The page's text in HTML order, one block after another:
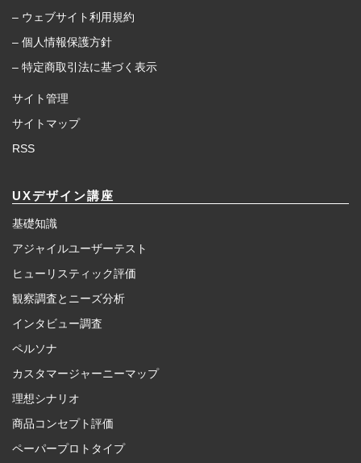
– ウェブサイト利用規約
– 個人情報保護方針
– 特定商取引法に基づく表示
サイト管理
サイトマップ
RSS
UXデザイン講座
基礎知識
アジャイルユーザーテスト
ヒューリスティック評価
観察調査とニーズ分析
インタビュー調査
ペルソナ
カスタマージャーニーマップ
理想シナリオ
商品コンセプト評価
ペーパープロトタイプ